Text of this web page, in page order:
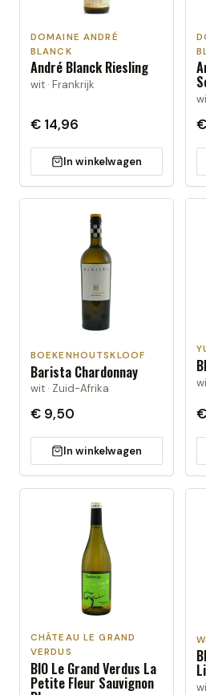
DOMAINE ANDRÉ
BLANCK
André Blanck Riesling
wit · Frankrijk
€ 14,96
In winkelwagen
BOEKENHOUTSKLOOF
Barista Chardonnay
wit · Zuid-Afrika
€ 9,50
In winkelwagen
CHÂTEAU LE GRAND
VERDUS
BIO Le Grand Verdus La
Petite Fleur Sauvignon